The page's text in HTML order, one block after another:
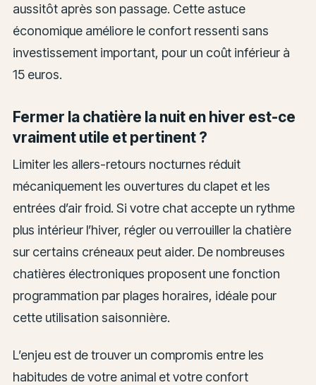
aussitôt après son passage. Cette astuce
économique améliore le confort ressenti sans
investissement important, pour un coût inférieur à
15 euros.
Fermer la chatière la nuit en hiver est-ce
vraiment utile et pertinent ?
Limiter les allers-retours nocturnes réduit
mécaniquement les ouvertures du clapet et les
entrées d’air froid. Si votre chat accepte un rythme
plus intérieur l’hiver, régler ou verrouiller la chatière
sur certains créneaux peut aider. De nombreuses
chatières électroniques proposent une fonction
programmation par plages horaires, idéale pour
cette utilisation saisonnière.
L’enjeu est de trouver un compromis entre les
habitudes de votre animal et votre confort